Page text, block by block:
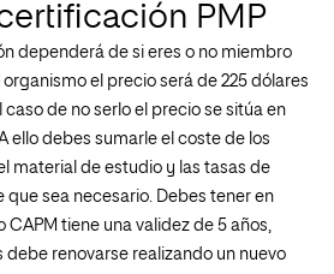
PMP
dependerá de si eres o no miembro
el precio será de 225 dólares
de no serlo el precio se sitúa en
ello debes sumarle el coste de los
material de estudio y las tasas de
que sea necesario. Debes tener en
tiene una validez de 5 años,
debe renovarse realizando un nuevo